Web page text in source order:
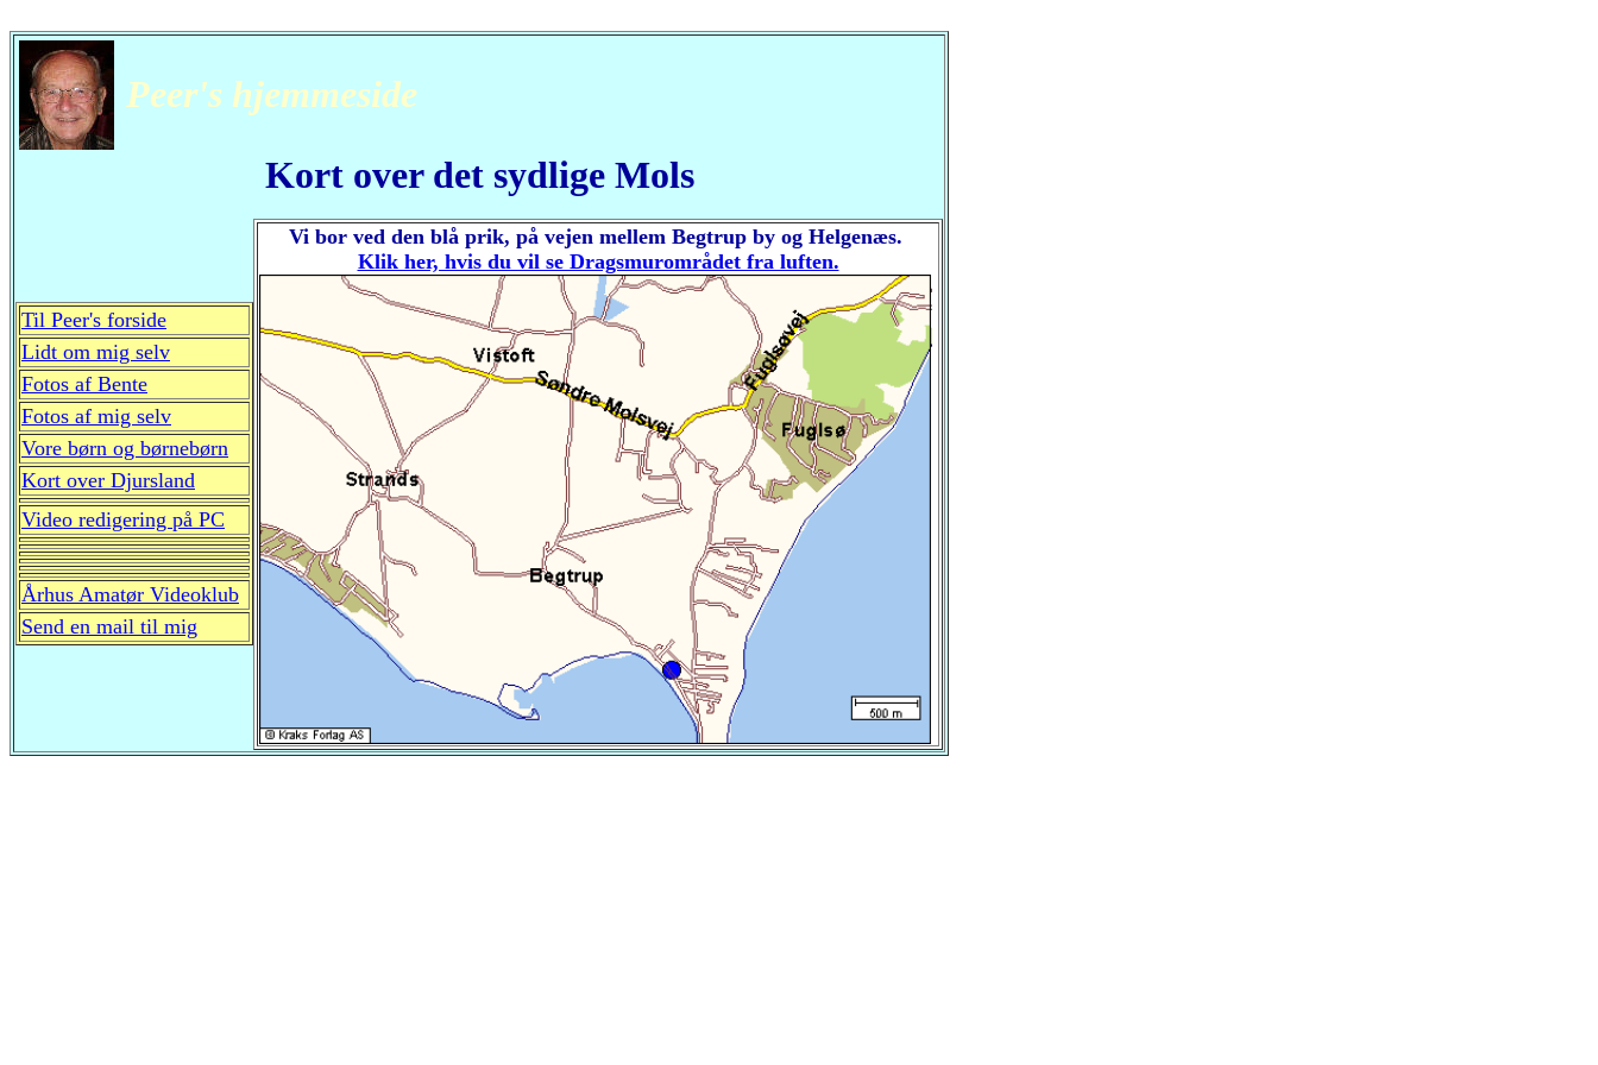
Peer's hjemmeside
Kort over det sydlige Mols
Til Peer's forside
Lidt om mig selv
Fotos af Bente
Fotos af mig selv
Vore børn og børnebørn
Kort over Djursland
Video redigering på PC
Århus Amatør Videoklub
Send en mail til mig
Vi bor ved den blå prik, på vejen mellem Begtrup by og Helgenæs.
Klik her, hvis du vil se Dragsmurområdet fra luften.